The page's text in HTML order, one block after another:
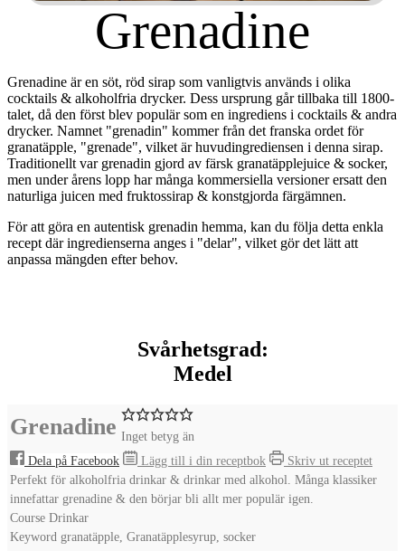
Grenadine
Grenadine är en söt, röd sirap som vanligtvis används i olika
cocktails & alkoholfria drycker. Dess ursprung går tillbaka till 1800-
talet, då den först blev populär som en ingrediens i cocktails & andra
drycker. Namnet "grenadin" kommer från det franska ordet för
granatäpple, "grenade", vilket är huvudingrediensen i denna sirap.
Traditionellt var grenadin gjord av färsk granatäpplejuice & socker,
men under årens lopp har många kommersiella versioner ersatt den
naturliga juicen med fruktossirap & konstgjorda färgämnen.
För att göra en autentisk grenadin hemma, kan du följa detta enkla
recept där ingredienserna anges i "delar", vilket gör det lätt att
anpassa mängden efter behov.
Svårhetsgrad:
Medel
Grenadine Inget betyg än
Dela på Facebook
Lägg till i din receptbok
Skriv ut receptet
Perfekt för alkoholfria drinkar & drinkar med alkohol. Många klassiker
innefattar grenadine & den börjar bli allt mer populär igen.
Course Drinkar
Keyword granatäpple, Granatäpplesyrup, socker